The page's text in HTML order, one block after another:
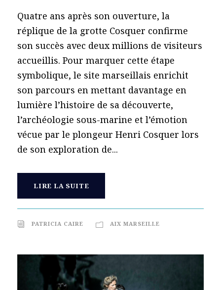
Quatre ans après son ouverture, la
réplique de la grotte Cosquer confirme
son succès avec deux millions de visiteurs
accueillis. Pour marquer cette étape
symbolique, le site marseillais enrichit
son parcours en mettant davantage en
lumière l’histoire de sa découverte,
l’archéologie sous-marine et l’émotion
vécue par le plongeur Henri Cosquer lors
de son exploration de...
LIRE LA SUITE
PATRICIA CAIRE AIX MARSEILLE